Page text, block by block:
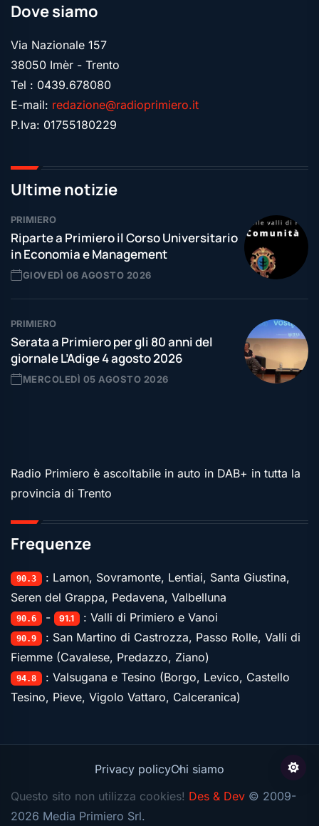
Dove siamo
Via Nazionale 157
38050 Imèr - Trento
Tel : 0439.678080
E-mail: redazione@radioprimiero.it
P.Iva: 01755180229
Ultime notizie
PRIMIERO
Riparte a Primiero il Corso Universitario
in Economia e Management
GIOVEDÌ 06 AGOSTO 2026
PRIMIERO
Serata a Primiero per gli 80 anni del
giornale L’Adige 4 agosto 2026
MERCOLEDÌ 05 AGOSTO 2026
Radio Primiero è ascoltabile in auto in DAB+ in tutta la
provincia di Trento
Frequenze
90.3 : Lamon, Sovramonte, Lentiai, Santa Giustina,
Seren del Grappa, Pedavena, Valbelluna
90.6 - 91.1 : Valli di Primiero e Vanoi
90.9 : San Martino di Castrozza, Passo Rolle, Valli di
Fiemme (Cavalese, Predazzo, Ziano)
94.8 : Valsugana e Tesino (Borgo, Levico, Castello
Tesino, Pieve, Vigolo Vattaro, Calceranica)
Privacy policyChi siamo
Questo sito non utilizza cookies! Des & Dev © 2009-
2026 Media Primiero Srl.